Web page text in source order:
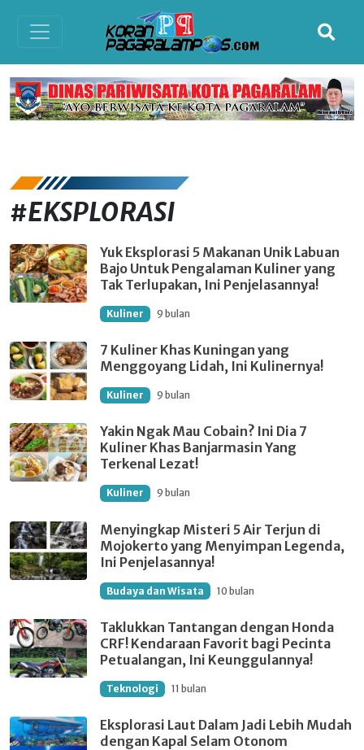
#EKSPLORASI
Yuk Eksplorasi 5 Makanan Unik Labuan
Bajo Untuk Pengalaman Kuliner yang
Tak Terlupakan, Ini Penjelasannya!
Kuliner 9 bulan
7 Kuliner Khas Kuningan yang
Menggoyang Lidah, Ini Kulinernya!
Kuliner 9 bulan
Yakin Ngak Mau Cobain? Ini Dia 7
Kuliner Khas Banjarmasin Yang
Terkenal Lezat!
Kuliner 9 bulan
Menyingkap Misteri 5 Air Terjun di
Mojokerto yang Menyimpan Legenda,
Ini Penjelasannya!
Budaya dan Wisata 10 bulan
Taklukkan Tantangan dengan Honda
CRF! Kendaraan Favorit bagi Pecinta
Petualangan, Ini Keunggulannya!
Teknologi 11 bulan
Eksplorasi Laut Dalam Jadi Lebih Mudah
dengan Kapal Selam Otonom